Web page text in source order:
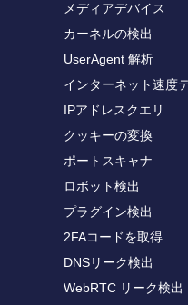
メディアデバイス
カーネルの検出
UserAgent 解析
インターネット速度
IPアドレスクエリ
クッキーの変換
ポートスキャナ
ロボット検出
プラグイン検出
2FAコードを取得
DNSリーク検出
WebRTC リーク検出